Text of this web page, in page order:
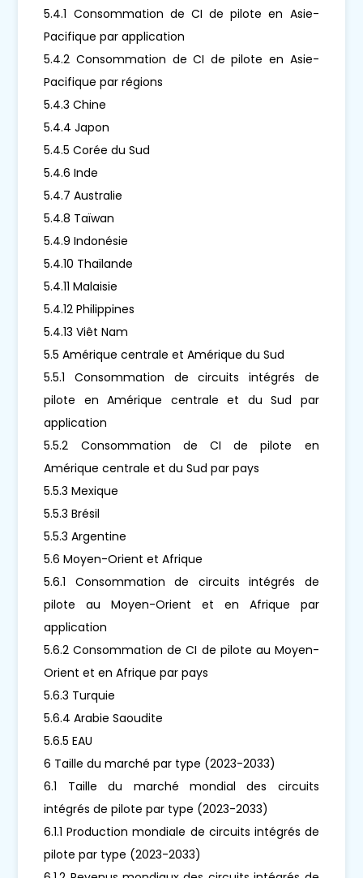
5.4.1 Consommation de CI de pilote en Asie-
Pacifique par application
5.4.2 Consommation de CI de pilote en Asie-
Pacifique par régions
5.4.3 Chine
5.4.4 Japon
5.4.5 Corée du Sud
5.4.6 Inde
5.4.7 Australie
5.4.8 Taïwan
5.4.9 Indonésie
5.4.10 Thaïlande
5.4.11 Malaisie
5.4.12 Philippines
5.4.13 Viêt Nam
5.5 Amérique centrale et Amérique du Sud
5.5.1 Consommation de circuits intégrés de
pilote en Amérique centrale et du Sud par
application
5.5.2 Consommation de CI de pilote en
Amérique centrale et du Sud par pays
5.5.3 Mexique
5.5.3 Brésil
5.5.3 Argentine
5.6 Moyen-Orient et Afrique
5.6.1 Consommation de circuits intégrés de
pilote au Moyen-Orient et en Afrique par
application
5.6.2 Consommation de CI de pilote au Moyen-
Orient et en Afrique par pays
5.6.3 Turquie
5.6.4 Arabie Saoudite
5.6.5 EAU
6 Taille du marché par type (2023-2033)
6.1 Taille du marché mondial des circuits
intégrés de pilote par type (2023-2033)
6.1.1 Production mondiale de circuits intégrés de
pilote par type (2023-2033)